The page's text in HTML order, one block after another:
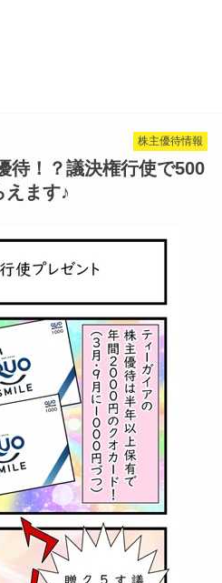
株主優待情報
待！？議決権行使で500
えます♪